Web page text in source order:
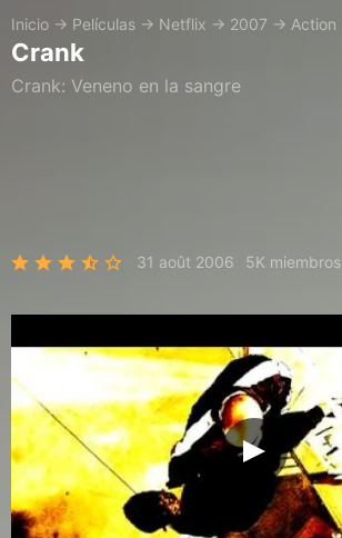
Inicio → Películas → Netflix → 2007 → Action
Crank
Crank: Veneno en la sangre
31 août 2006 5K miembros